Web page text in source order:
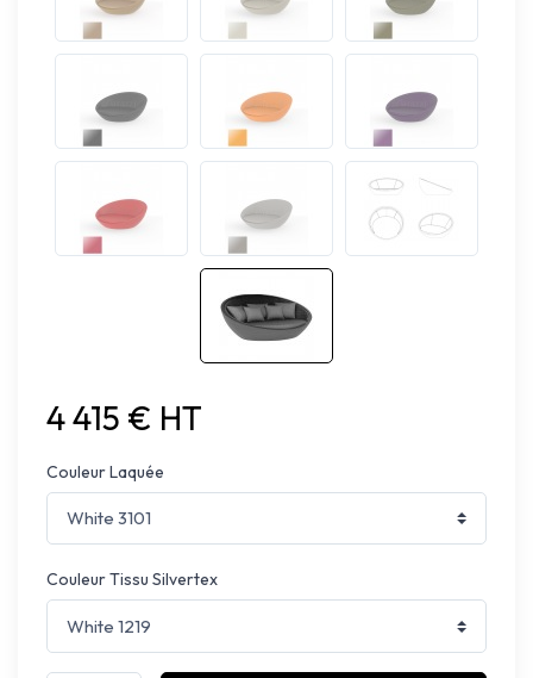
4 415 € HT
Couleur Laquée
Couleur Tissu Silvertex